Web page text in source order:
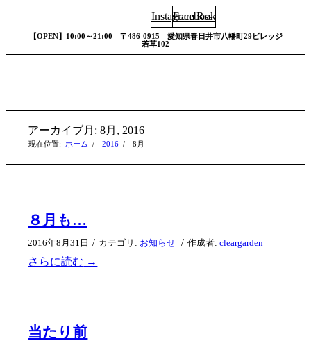
InstagramFacebook
Rss
【OPEN】10:00～21:00 〒486-0915 愛知県春日井市八幡町29ビレッジ
若草102
アーカイブ月: 8月, 2016
現在位置: ホーム / 2016 / 8月
８月も…
2016年8月31日 / カテゴリ: お知らせ / 作成者:cleargarden
さらに読む →
当たり前